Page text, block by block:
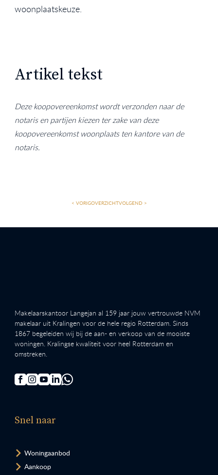
woonplaatskeuze.
Artikel tekst
Deze koopovereenkomst wordt verzonden naar de
notaris en partijen kiezen ter zake van deze
koopovereenkomst woonplaats ten kantore van de
notaris.
< VORIGOVERZICHTVOLGEND >
Makelaarskantoor Langejan al 159 jaar jouw vertrouwde NVM
makelaar uit Kralingen voor de hele regio Rotterdam. Sinds
1867 begeleiden wij bij de aan- en verkoop van de mooiste
woningen. Kralingse kwaliteit voor heel Rotterdam en
omstreken.
Snel naar
Woningaanbod
Aankoop